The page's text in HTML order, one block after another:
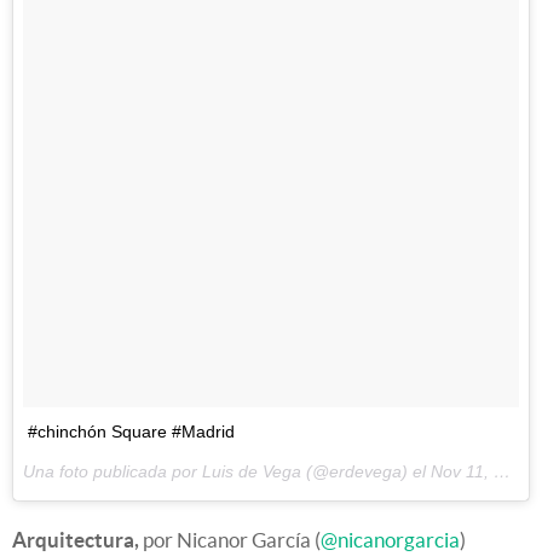
#chinchón Square #Madrid
Una foto publicada por Luis de Vega (@erdevega) el Nov 11, 2014 at 12:16 PST
Arquitectura, por Nicanor García (@nicanorgarcia)